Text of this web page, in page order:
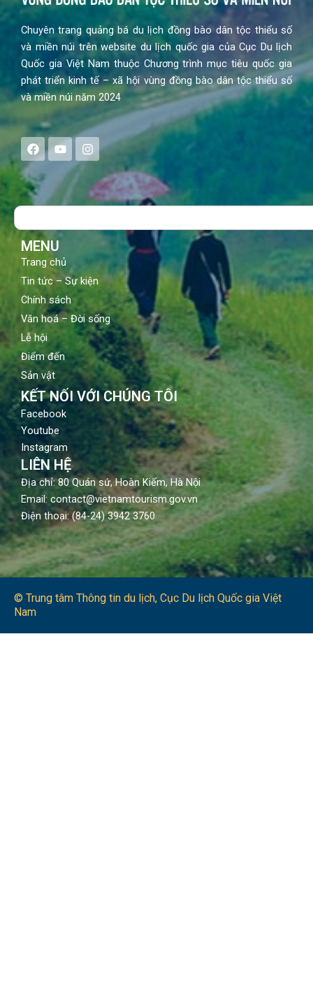
Chuyên trang quảng bá du lịch đồng bào dân tộc thiểu số
và miền núi trên website du lịch quốc gia của Cục Du lịch
Quốc gia Việt Nam thuộc Chương trình mục tiêu quốc gia
phát triển kinh tế – xã hội vùng đồng bào dân tộc thiểu số
và miền núi năm 2024
F
a
e
b
o
Y
o
t
u
b
I
n
s
a
g
Search
MENU
Trang chủ
Tin tức – Sự kiện
Chính sách
Văn hoá – Đời sống
Lễ hội
Điểm đến
Sản vật
KẾT NỐI VỚI CHÚNG TÔI
Facebook
Youtube
Instagram
LIÊN HỆ
Địa chỉ: 80 Quán sứ, Hoàn Kiếm, Hà Nội
Email: contact@vietnamtourism.gov.vn
Điện thoại: (84-24) 3942 3760
© Trung tâm Thông tin du lịch​, Cục Du lịch Quốc gia Việt
Nam